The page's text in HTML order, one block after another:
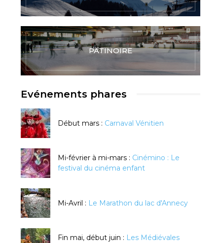
PATINOIRE
Evénements phares
Début mars : Carnaval Vénitien
Mi-février à mi-mars : Cinémino : Le
festival du cinéma enfant
Mi-Avril : Le Marathon du lac d'Annecy
Fin mai, début juin : Les Médiévales